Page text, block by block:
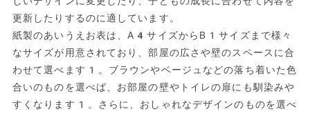
更新したりするのに適しています。
紙製のあいうえお表は、A4サイズからB1サイズまで様々
なサイズが用意されており、部屋の広さや壁のスペースに合
わせて選べます1。ブラウンやベージュなどの落ち着いた色
合いのものを選べば、お部屋の壁やトイレの扉にも馴染みや
すくなります1。さらに、おしゃれなデザインのものを選べ